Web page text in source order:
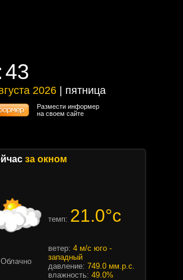
43
43
2026 | пятница
2026 | пятница
Размести информер
на своем сайте
за окном
темп: 21.0°c
Облачно
ветер: 4 м/с юго -
западный
давление: 749.0 мм.р.с.
влажность: 49.0%